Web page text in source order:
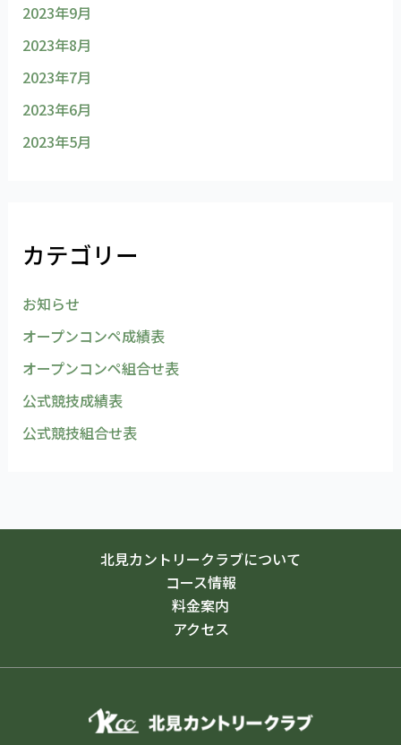
2023年9月
2023年8月
2023年7月
2023年6月
2023年5月
カテゴリー
お知らせ
オープンコンペ成績表
オープンコンペ組合せ表
公式競技成績表
公式競技組合せ表
北見カントリークラブについて
コース情報
料金案内
アクセス